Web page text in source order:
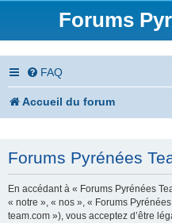
Forums
FAQ
Accueil du forum
Forums Pyrénées
En accédant à « Forums Pyrénées
« notre », « nos », « Forums
team.com »), vous acceptez d’être